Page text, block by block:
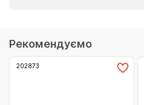
Рекомендуємо
202873